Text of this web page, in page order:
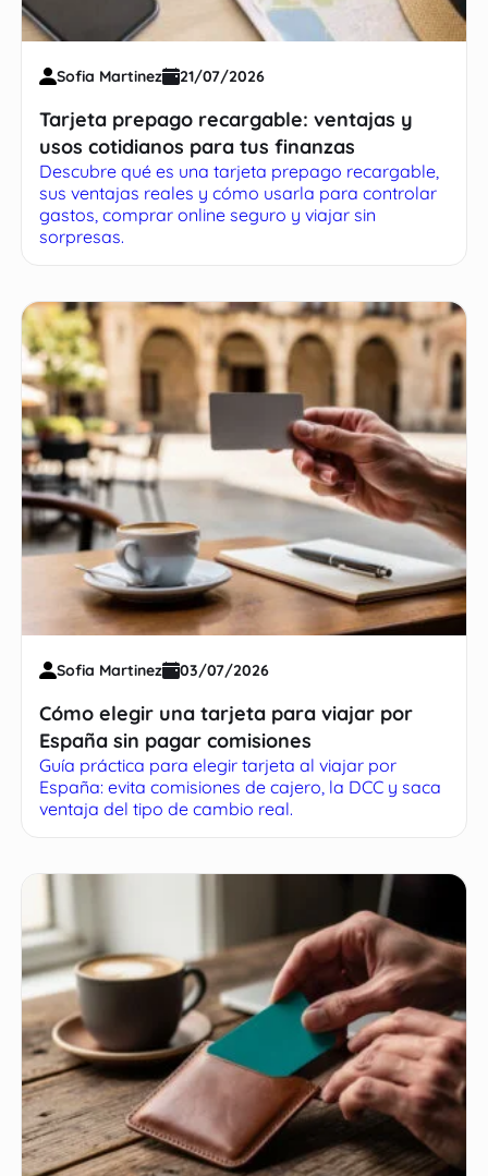
Sofia Martinez 21/07/2026
Tarjeta prepago recargable: ventajas y
usos cotidianos para tus finanzas
Descubre qué es una tarjeta prepago recargable,
sus ventajas reales y cómo usarla para controlar
gastos, comprar online seguro y viajar sin
sorpresas.
Sofia Martinez 03/07/2026
Cómo elegir una tarjeta para viajar por
España sin pagar comisiones
Guía práctica para elegir tarjeta al viajar por
España: evita comisiones de cajero, la DCC y saca
ventaja del tipo de cambio real.